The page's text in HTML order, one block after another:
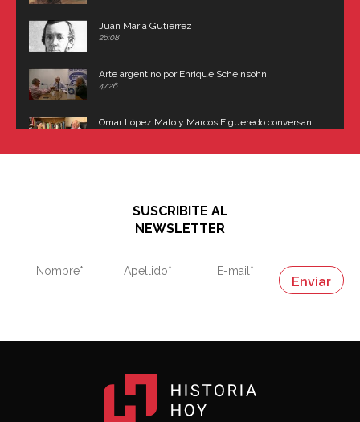
Juan María Gutiérrez
26:08
Arte argentino por Enrique Scheinsohn
47:26
Omar López Mato y Marcos Figueredo conversan
"En política, la estupidez no es una desventaja"
"En política, la estupidez no es una desventaja"
Napoleón
SUSCRIBITE AL
NEWSLETTER